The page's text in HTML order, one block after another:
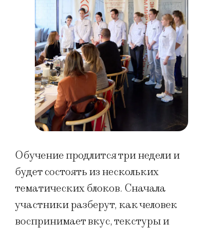
Обучение продлится три недели и
будет состоять из нескольких
тематических блоков. Сначала
участники разберут, как человек
воспринимает вкус, текстуры и